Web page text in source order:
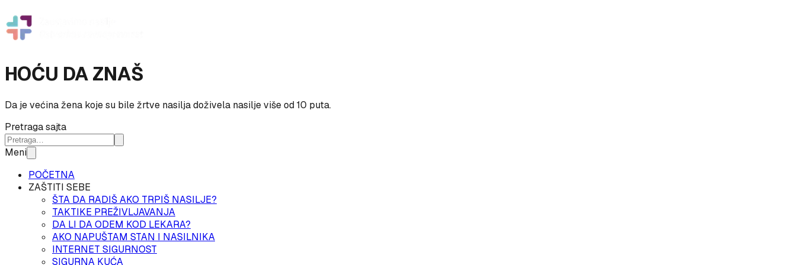
HOĆU DA ZNAŠ
Da je većina žena koje su bile žrtve nasilja doživela nasilje više od 10 puta.
Pretraga sajta
Meni
POČETNA
ZAŠTITI SEBE
ŠTA DA RADIŠ AKO TRPIŠ NASILJE?
TAKTIKE PREŽIVLJAVANJA
DA LI DA ODEM KOD LEKARA?
AKO NAPUŠTAM STAN I NASILNIKA
INTERNET SIGURNOST
SIGURNA KUĆA